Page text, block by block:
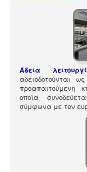
Άδεια
αδειοδοτούνται
προαπαιτούμενη
οποία
σύμφωνα με τον